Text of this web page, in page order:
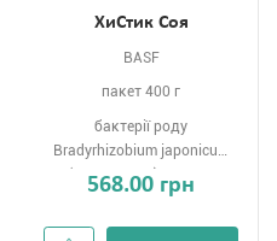
ХиСтик Соя
BASF
пакет 400 г
бактерії роду
Bradyrhizobium japonicum
(штам 532 C), титр не
менше 2x10 живих КУО на 1
г препарату 0г
568.00 грн